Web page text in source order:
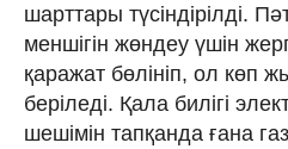
шарттары түсіндірілді.
меншігін жөндеу үшін
қаражат бөлініп, ол көп
беріледі. Қала билігі
шешімін тапқанда ғана